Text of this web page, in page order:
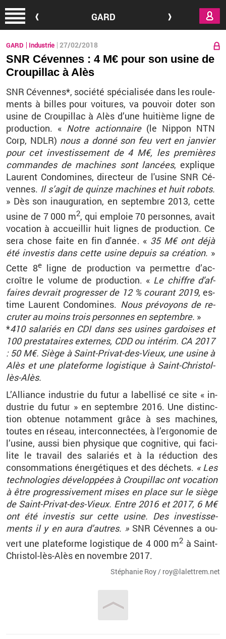
GARD
GARD Industrie 27/02/2018
SNR Cévennes : 4 M€ pour son usine de
Croupillac à Alès
SNR Cé­vennes*, so­ciété spé­cia­li­sée dans les rou­le­
ments à billes pour voi­tures, va pou­voir doter son
usine de Crou­pillac à Alès d’une hui­tième ligne de
pro­duc­tion. « Notre ac­tion­naire (le Nip­pon NTN
Corp, NDLR) nous a donné son feu vert en jan­vier
pour cet in­ves­tis­se­ment de 4 M€, les pre­mières
com­mandes de ma­chines sont lan­cées, ex­plique
Laurent Condo­mines, di­rec­teur de l'usine SNR Cé­
vennes. Il s’agit de quinze ma­chines et huit ro­bots.
» Dès son inau­gu­ra­tion, en sep­tembre 2013, cette
usine de 7 000 m2, qui em­ploie 70 per­sonnes, avait
vo­ca­tion à ac­cueillir huit lignes de pro­duc­tion. Ce
sera chose faite en fin d'an­née. « 35 M€ ont déjà
été in­ves­tis dans cette usine de­puis sa créa­tion. »
Cette 8eligne de pro­duc­tion va per­mettre d’ac­
croître le vo­lume de pro­duc­tion. « Le chiffre d'af­
faires de­vrait pro­gres­ser de 12 % cou­rant 2019, es­
time Laurent Condo­mines. Nous pré­voyons de re­
cru­ter au moins trois per­sonnes en sep­tembre. »
*410 sa­la­riés en CDI dans ses usines gar­doises et
100 pres­ta­taires ex­ternes, CDD ou in­té­rim. CA 2017
: 50 M€. Siège àSaint-Pri­vat-des-Vieux, une usine à
Alès et une pla­te­forme lo­gis­tique à Saint-Chris­tol-
lès-Alès.
L’Al­liance in­dus­trie du futur a la­bel­lisé ce site « in­
dus­trie du futur » en sep­tembre 2016. Une dis­tinc­
tion ob­te­nue no­tam­ment grâce à ses ma­chines,
toutes en ré­seau, in­ter­con­nec­tées, à l’er­go­no­mie de
l’usine, aussi bien phy­sique que cog­ni­tive, qui fa­ci­
lite le tra­vail des sa­la­riés et à la ré­duc­tion des
consom­ma­tions éner­gé­tiques et des dé­chets. « Les
tech­no­lo­gies dé­ve­lop­pées à Crou­pillacont vo­ca­tion
à être pro­gres­si­ve­ment mises en place sur le siège
de Saint-Pri­vat-des-Vieux. Entre 2016 et 2017, 6 M€
ont été in­ves­tis sur cette usine. Des in­ves­tis­se­
ments il y en aura d’autres. » SNR Cé­vennes a ou­
vert une pla­te­forme lo­gis­tique de 4 000 m2 à Saint-
Chris­tol-lès-Alès en no­vembre 2017.
Sté­pha­nie Roy / roy@​la­let­trem.​net